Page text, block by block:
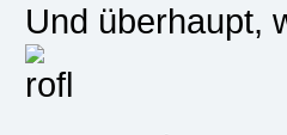
Und überhaupt,